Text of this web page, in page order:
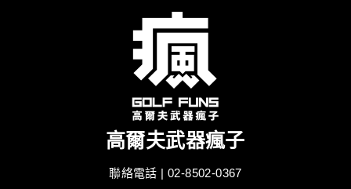
高爾夫武器瘋子
聯絡電話 | 02-8502-0367